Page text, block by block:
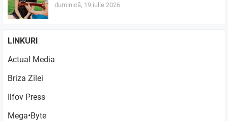
duminică, 19 iulie 2026
LINKURI
Actual Media
Briza Zilei
Ilfov Press
Mega•Byte